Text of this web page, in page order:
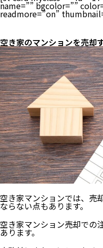
name=”” bgcolor=””
readmore=”on”
空き家のマンションを売却
空き家マンションでは、売
ならない点もあります。
空き家マンション売却での
あります。